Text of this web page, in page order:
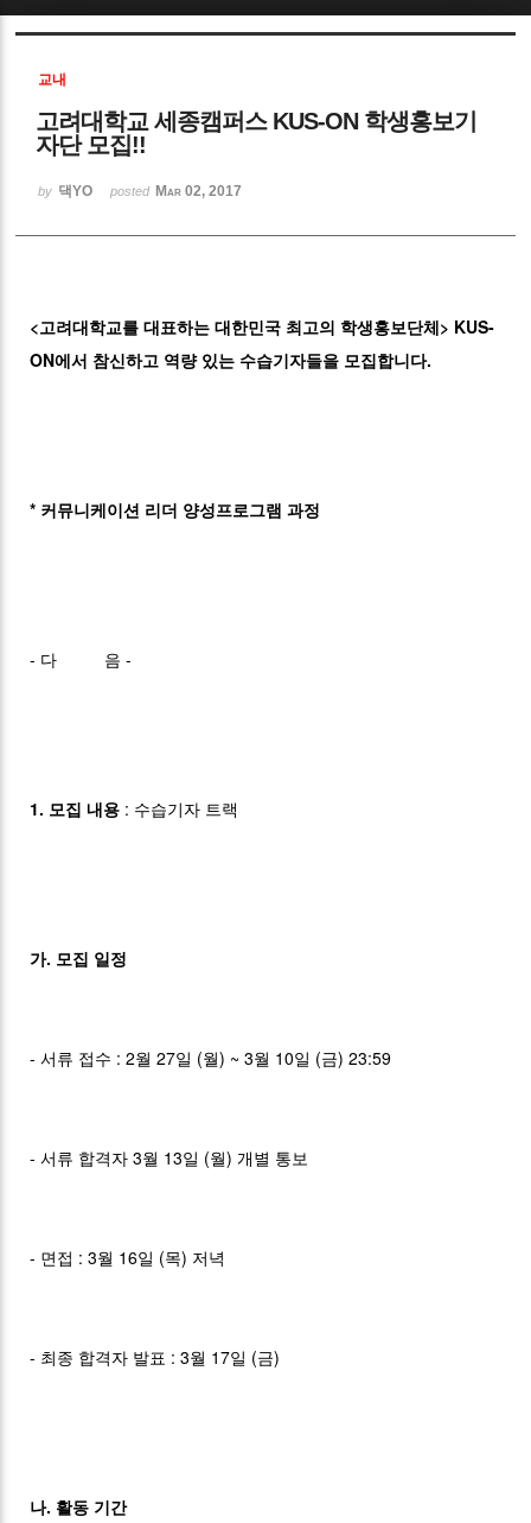
교내
고려대학교 세종캠퍼스 KUS-ON 학생홍보기
자단 모집!!
by 댁YO posted Mar 02, 2017
<고려대학교를 대표하는 대한민국 최고의 학생홍보단체> KUS-
ON에서 참신하고 역량 있는 수습기자들을 모집합니다.
* 커뮤니케이션 리더 양성프로그램 과정
- 다 음 -
1. 모집 내용 : 수습기자 트랙
가. 모집 일정
- 서류 접수 : 2월 27일 (월) ~ 3월 10일 (금) 23:59
- 서류 합격자 3월 13일 (월) 개별 통보
- 면접 : 3월 16일 (목) 저녁
- 최종 합격자 발표 : 3월 17일 (금)
나. 활동 기간
Sketchbook5, 스케치북5
Sketchbook5, 스케치북5